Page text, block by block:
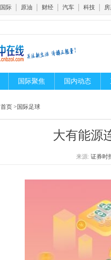
国际 原油 财经 汽车 科技
国际聚焦 国内动态
首页 > 国际足球
大有能源
来源: 证券时